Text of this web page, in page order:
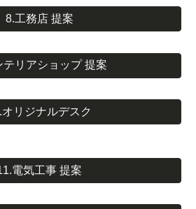
8.工務店 提案
テリアショップ 提案
オリジナルデスク
電気工事 提案